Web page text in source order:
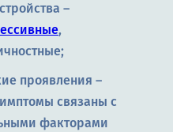
–
,
проявления –
связаны с
факторами